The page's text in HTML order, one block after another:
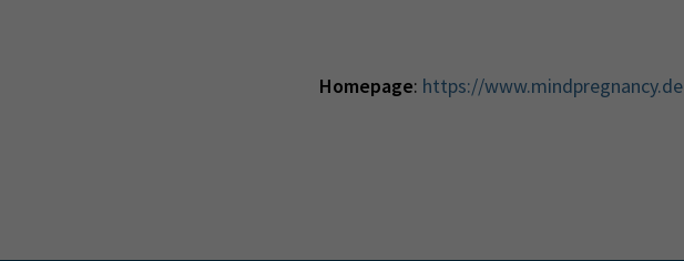
Homepage: https://www.mindpregnancy.de